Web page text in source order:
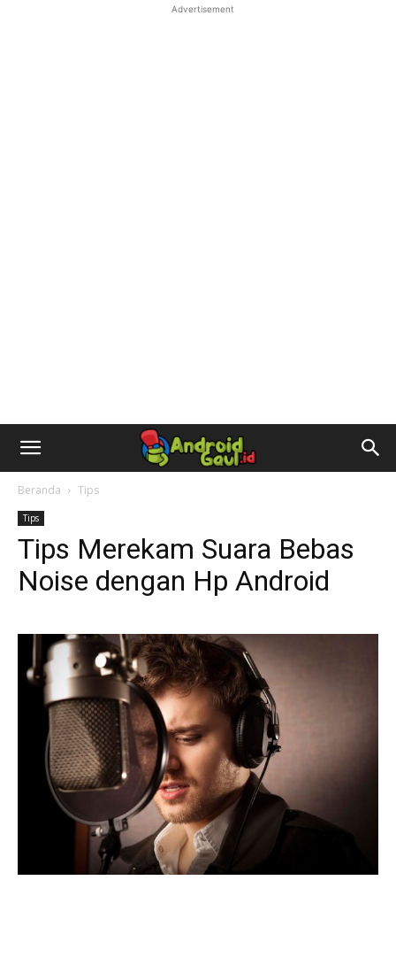
Advertisement
AndroidGaul.id
Beranda Tips
Tips
Tips Merekam Suara Bebas
Noise dengan Hp Android